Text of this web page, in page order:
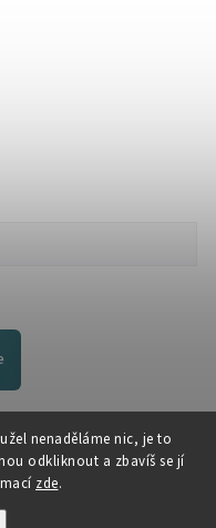
nenaděláme nic, je to
odkliknout a zbavíš se jí
zde.